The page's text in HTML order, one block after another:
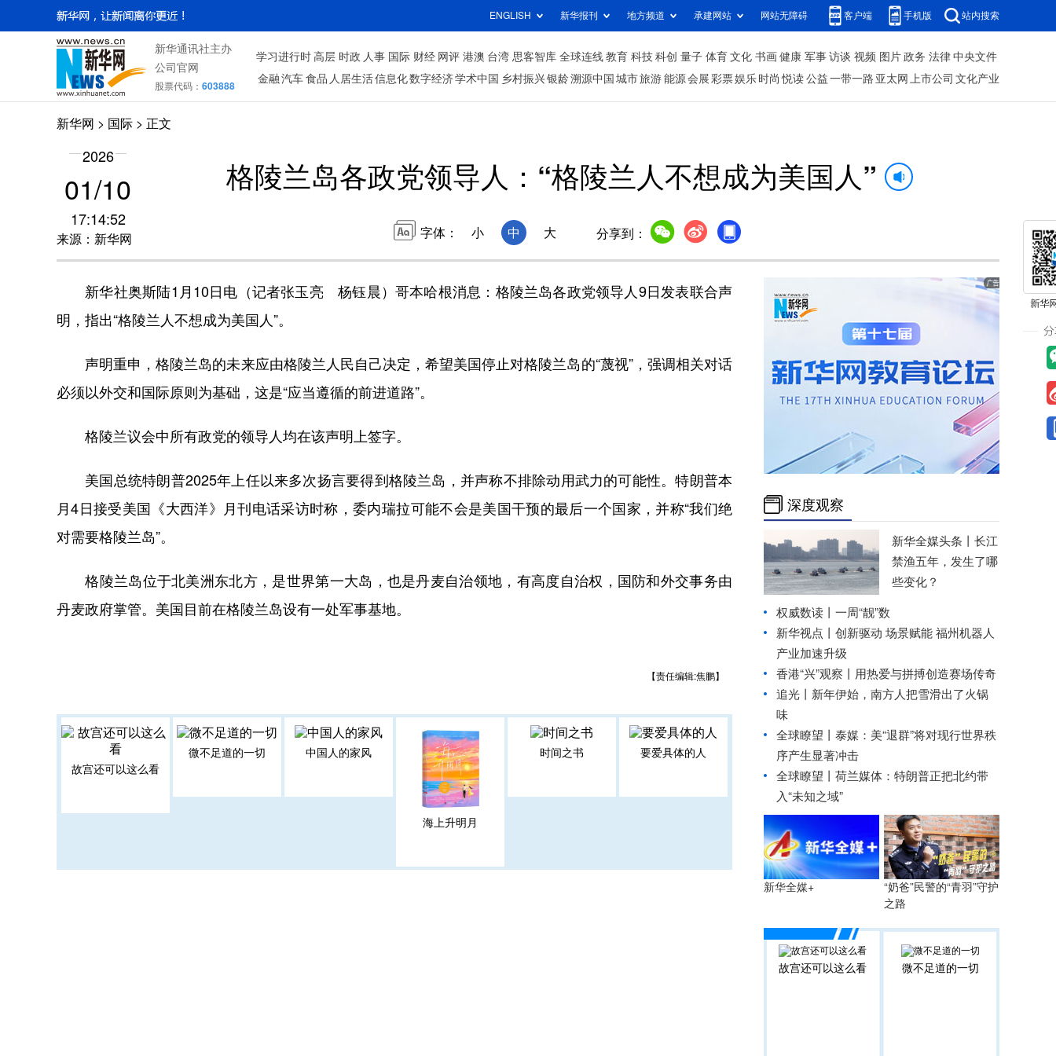
ENGLISH 新华报刊 地方频道 承建网站 网站无障碍 客户端 手机版 站内搜索
新华通讯社主办
公司官网
股票代码： 603888
学习进行时 高层 时政 人事 国际 财经 网评 港澳 台湾 思客智库 全球连线 教育 科技 科创 量子 体育 文化 书画 健康 军事 访谈 视频 图片 政务 法律 中央文件
金融 汽车 食品 人居生活信息化数字经济学术中国 乡村振兴银龄溯源中国 城市旅游 能源 会展 彩票娱乐 时尚 悦读 公益 一带一路 亚太网 上市公司 文化产业
新华网 > 国际 > 正文
2026
01/10
17:14:52
来源：新华网
格陵兰岛各政党领导人：“格陵兰人不想成为美国人”
字体： 小 中 大 分享到：
新华社奥斯陆1月10日电（记者张玉亮 杨钰晨）哥本哈根消息：格陵兰岛各政党领导人9日发表联合声
明，指出“格陵兰人不想成为美国人”。
声明重申，格陵兰岛的未来应由格陵兰人民自己决定，希望美国停止对格陵兰岛的“蔑视”，强调相关对话
必须以外交和国际原则为基础，这是“应当遵循的前进道路”。
格陵兰议会中所有政党的领导人均在该声明上签字。
美国总统特朗普2025年上任以来多次扬言要得到格陵兰岛，并声称不排除动用武力的可能性。特朗普本
月4日接受美国《大西洋》月刊电话采访时称，委内瑞拉可能不会是美国干预的最后一个国家，并称“我们绝
对需要格陵兰岛”。
格陵兰岛位于北美洲东北方，是世界第一大岛，也是丹麦自治领地，有高度自治权，国防和外交事务由
丹麦政府掌管。美国目前在格陵兰岛设有一处军事基地。
【责任编辑:焦鹏】
故宫还可以这么看
微不足道的一切 中国人的家风
海上升明月
时间之书 要爱具体的人
深度观察
新华全媒头条丨 长江
禁渔五年，发生了哪
些变化？
权威数读丨一周“靓”数
新华视点丨 创新驱动 场景赋能 福州机器人
产业加速升级
香港“兴”观察丨用热爱与拼搏创造赛场传奇
追光丨 新年伊始，南方人把雪滑出了火锅
味
全球瞭望丨泰媒：美“退群”将对现行世界秩
序产生显著冲击
全球瞭望丨荷兰媒体：特朗普正把北约带
入“未知之域”
新华全媒+
“奶爸”民警的“青羽”守护
之路
故宫还可以这么看 微不足道的一切